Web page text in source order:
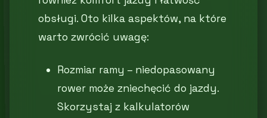
obsługi. Oto kilka aspektów, na które
warto zwrócić uwagę:
Rozmiar ramy – niedopasowany
rower może zniechęcić do jazdy.
Skorzystaj z kalkulatorów